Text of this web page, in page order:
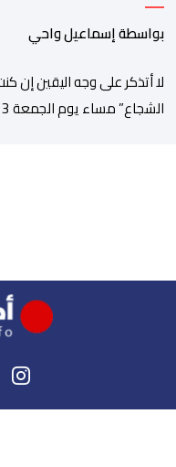
بواسطة إسماعيل واحي
لا أتذكر على وجه اليقين إن